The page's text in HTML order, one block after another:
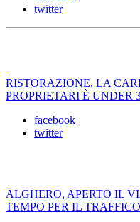
twitter
RISTORAZIONE, LA
PROPRIETARI È UNDER
facebook
twitter
ALGHERO, APERTO IL
TEMPO PER IL